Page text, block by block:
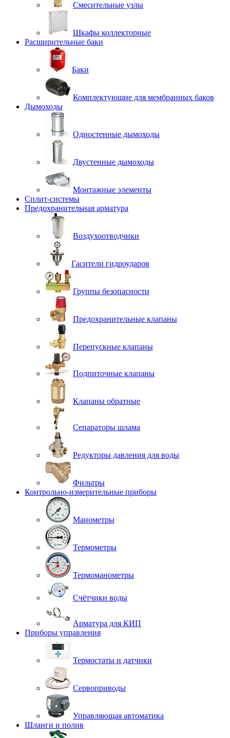
Смесительные узлы
Шкафы коллекторные
Расширительные баки
Баки
Комплектующие для мембранных баков
Дымоходы
Одностенные дымоходы
Двустенные дымоходы
Монтажные элементы
Сплит-системы
Предохранительная арматура
Воздухоотводчики
Гасители гидроударов
Группы безопасности
Предохранительные клапаны
Перепускные клапаны
Подпиточные клапаны
Клапаны обратные
Сепараторы шлама
Редукторы давления для воды
Фильтры
Контрольно-измерительные приборы
Манометры
Термометры
Термоманометры
Счётчики воды
Арматура для КИП
Приборы управления
Термостаты и датчики
Сервоприводы
Управляющая автоматика
Шланги и полив